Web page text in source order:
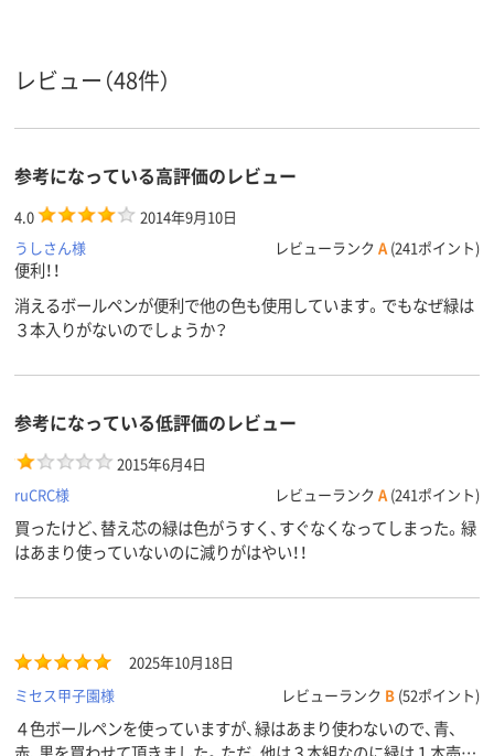
レビュー（48件）
参考になっている高評価のレビュー
4.0
2014年9月10日
うしさん様
レビューランク A (241ポイント)
便利！！
消えるボールペンが便利で他の色も使用しています。でもなぜ緑は
３本入りがないのでしょうか？
参考になっている低評価のレビュー
2015年6月4日
ruCRC様
レビューランク A (241ポイント)
買ったけど、替え芯の緑は色がうすく、すぐなくなってしまった。緑
はあまり使っていないのに減りがはやい！！
2025年10月18日
ミセス甲子園様
レビューランク B (52ポイント)
４色ボールペンを使っていますが、緑はあまり使わないので、青、